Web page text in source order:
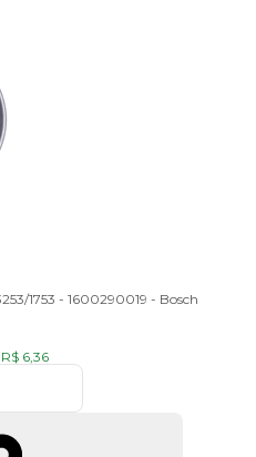
1753 - 1600290019 - Bosch
R$ 6,36